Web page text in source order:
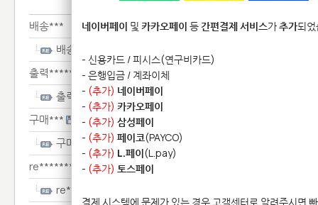
배송***
배송***
출력******
출력******
구매***
구매***
re**********
re**********
네이버페이 및 카카오페이 등간편결제 서비스가추가되
- 신용카드 / 피시스(연구비카드)
- 은행입금 / 계좌이체
- (추가) 네이버페이
- (추가) 카카오페이
- (추가) 삼성페이
- (추가) 페이코(PAYCO)
- (추가) L.페이(L.pay)
- (추가) 토스페이
결제 시스템에 문제가 있는 경우 고객센터로 알려주시면